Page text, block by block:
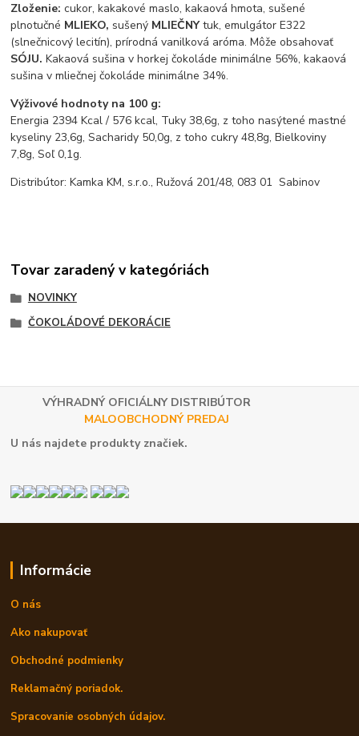
Zloženie: cukor, kakakové maslo, kakaová hmota, sušené
plnotučné MLIEKO, sušený MLIEČNYtuk, emulgátor E322
(slnečnicový lecitín), prírodná vanilková aróma. Môže obsahovať
SÓJU.Kakaová sušina v horkej čokoláde minimálne 56%, kakaová
sušina v mliečnej čokoláde minimálne 34%.
Výživové hodnoty na 100 g:
Energia 2394 Kcal / 576 kcal, Tuky 38,6g, z toho nasýtené mastné
kyseliny 23,6g, Sacharidy 50,0g, z toho cukry 48,8g, Bielkoviny
7,8g, Soľ 0,1g.
Distribútor: Kamka KM, s.r.o., Ružová 201/48, 083 01 Sabinov
Tovar zaradený v kategóriách
NOVINKY
ČOKOLÁDOVÉ DEKORÁCIE
VÝHRADNÝ OFICIÁLNY DISTRIBÚTOR
MALOOBCHODNÝ PREDAJ
U nás najdete produkty značiek.
Informácie
O nás
Ako nakupovať
Obchodné podmienky
Reklamačný poriadok.
Spracovanie osobných údajov.